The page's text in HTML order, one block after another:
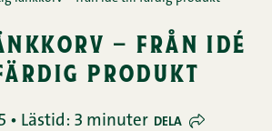
– från idé
produkt
• Lästid: 3 minuter DELA